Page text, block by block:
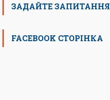
ЗАДАЙТЕ ЗАПИТАННЯ
FACEBOOK СТОРІНКА